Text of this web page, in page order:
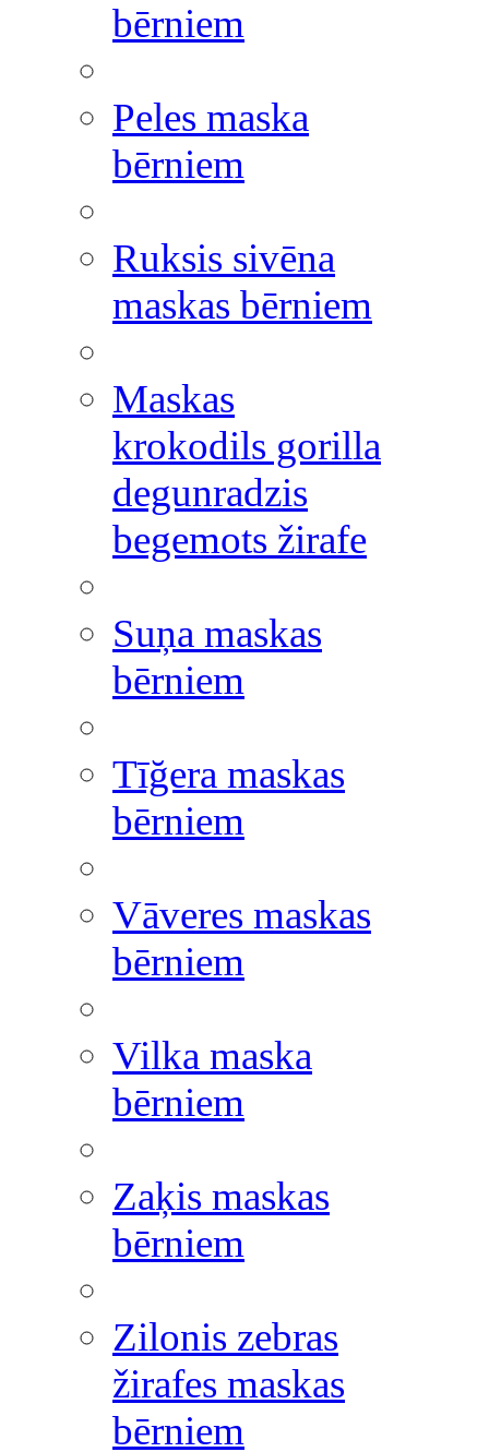
bērniem
Peles maska
bērniem
Ruksis sivēna
maskas bērniem
Maskas
krokodils gorilla
degunradzis
begemots žirafe
Suņa maskas
bērniem
Tīğera maskas
bērniem
Vāveres maskas
bērniem
Vilka maska
bērniem
Zaķis maskas
bērniem
Zilonis zebras
žirafes maskas
bērniem